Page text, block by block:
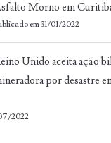
Morno em
em 31/01/2022
Unido aceita ação
por desastre
2022